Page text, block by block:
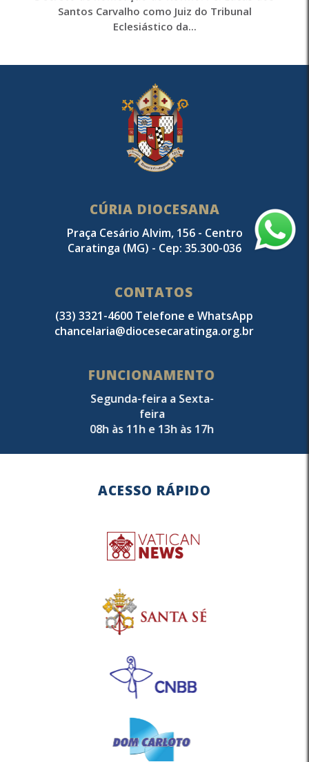
Santos Carvalho como Juiz do Tribunal
Eclesiástico da...
CÚRIA DIOCESANA
Praça Cesário Alvim, 156 - Centro
Caratinga (MG) - Cep: 35.300-036
CONTATOS
(33) 3321-4600 Telefone e WhatsApp
chancelaria@diocesecaratinga.org.br
FUNCIONAMENTO
Segunda-feira a Sexta-
feira
08h às 11h e 13h às 17h
ACESSO RÁPIDO